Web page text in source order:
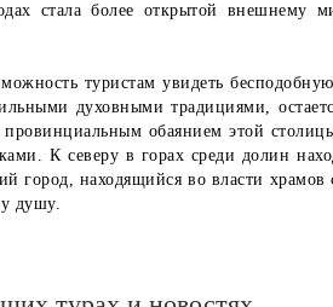
более открытой внешнему
туристам увидеть
духовными традициями,
обаянием этой
К северу в горах среди долин
находящийся во власти
душу.